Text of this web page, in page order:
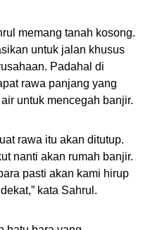
memang tanah kosong.
untuk jalan khusus
Padahal di
rawa panjang yang
untuk mencegah banjir.
rawa itu akan ditutup.
nanti akan rumah banjir.
pasti akan kami hirup
kata Sahrul.